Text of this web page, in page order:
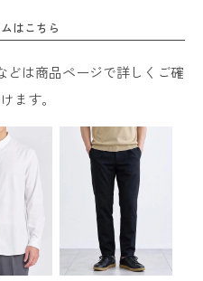
はこちら
どは商品ページで詳しくご確
ます。